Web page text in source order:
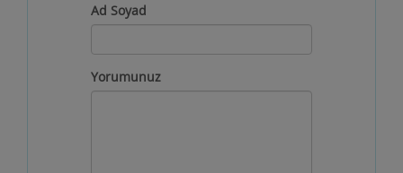
Ad Soyad
Yorumunuz